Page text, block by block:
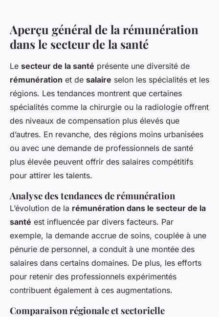
Aperçu général de la rémunération
dans le secteur de la santé
Le secteur de la santé présente une diversité de
rémunération et de salaire selon les spécialités et les
régions. Les tendances montrent que certaines
spécialités comme la chirurgie ou la radiologie offrent
des niveaux de compensation plus élevés que
d’autres. En revanche, des régions moins urbanisées
ou avec une demande de professionnels de santé
plus élevée peuvent offrir des salaires compétitifs
pour attirer les talents.
Analyse des tendances de rémunération
L’évolution de la rémunération dans le secteur de la
santé est influencée par divers facteurs. Par
exemple, la demande accrue de soins, couplée à une
pénurie de personnel, a conduit à une montée des
salaires dans certains domaines. De plus, les efforts
pour retenir des professionnels expérimentés
contribuent également à ces augmentations.
Comparaison régionale et sectorielle